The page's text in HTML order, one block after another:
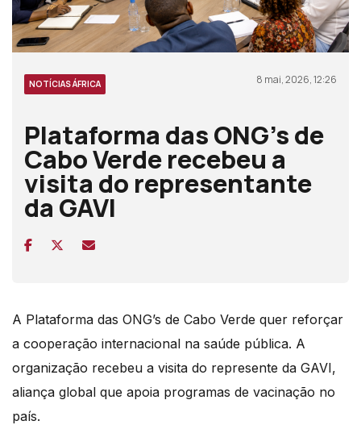
NOTÍCIAS ÁFRICA 8 mai, 2026, 12:26
Plataforma das ONG’s de
Cabo Verde recebeu a
visita do representante
da GAVI
A Plataforma das ONG’s de Cabo Verde quer reforçar
a cooperação internacional na saúde pública. A
organização recebeu a visita do represente da GAVI,
aliança global que apoia programas de vacinação no
país.